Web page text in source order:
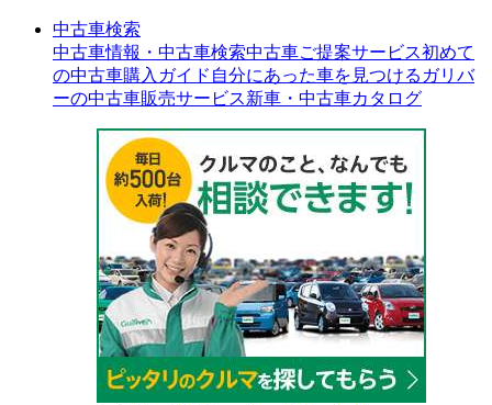
中古車検索
中古車情報・中古車検索中古車ご提案サービス初めて
の中古車購入ガイド 自分にあった車を見つける ガリバ
ーの中古車販売サービス新車・中古車カタログ